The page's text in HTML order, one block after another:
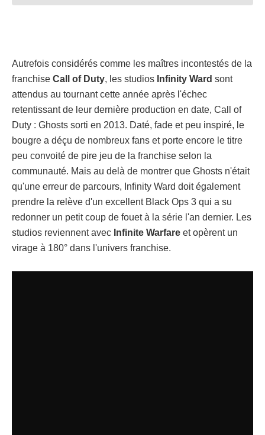
Autrefois considérés comme les maîtres incontestés de la
franchise Call of Duty, les studios Infinity Ward sont
attendus au tournant cette année après l'échec
retentissant de leur dernière production en date, Call of
Duty : Ghosts sorti en 2013. Daté, fade et peu inspiré, le
bougre a déçu de nombreux fans et porte encore le titre
peu convoité de pire jeu de la franchise selon la
communauté. Mais au delà de montrer que Ghosts n'était
qu'une erreur de parcours, Infinity Ward doit également
prendre la relève d'un excellent Black Ops 3 qui a su
redonner un petit coup de fouet à la série l'an dernier. Les
studios reviennent avec Infinite Warfare et opèrent un
virage à 180° dans l'univers franchise.